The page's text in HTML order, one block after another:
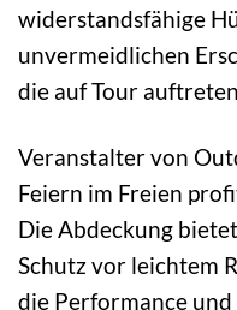
widerstandsfähige
unvermeidlichen
die auf Tour
Veranstalter von
Feiern im Freien
Die Abdeckung
Schutz vor leichtem
die Performance